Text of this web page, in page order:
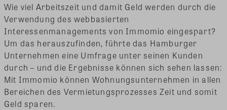
Wie viel Arbeitszeit und damit Geld werden durch die
Verwendung des webbasierten
Interessenmanagements von Immomio eingespart?
Um das herauszufinden, führte das Hamburger
Unternehmen eine Umfrage unter seinen Kunden
durch – und die Ergebnisse können sich sehen lassen:
Mit Immomio können Wohnungsunternehmen in allen
Bereichen des Vermietungsprozesses Zeit und somit
Geld sparen.